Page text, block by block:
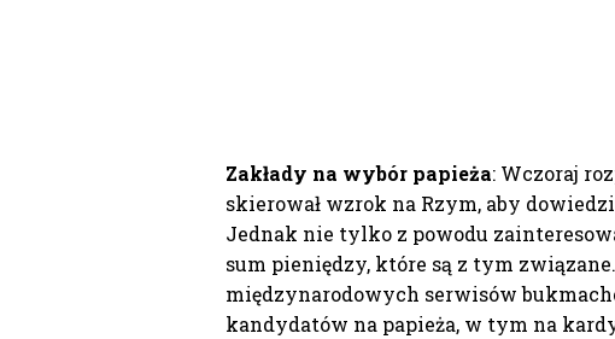
Zakłady na wybór papieża: Wczoraj
skierował wzrok na Rzym, aby
Jednak nie tylko z powodu
sum pieniędzy, które są z tym
międzynarodowych serwisów
kandydatów na papieża, w tym na